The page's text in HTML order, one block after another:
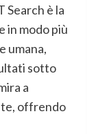
Search è la
in modo più
umana,
sotto
a
offrendo